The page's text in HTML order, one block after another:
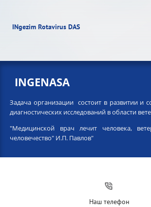
INGENASA
Задача организации состоит в развитии и
диагностических исследований в области
"Медицинской врач лечит человека,
человечество" И.П. Павлов"
INgezim Rotavirus DAS
Наш телефон